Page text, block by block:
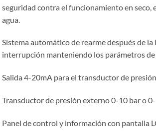
seguridad contra el funcionamiento en seco,
agua.
Sistema automático de rearme después de
interrupción manteniendo los parámetros
Salida 4-20mA para el transductor de
Transductor de presión externo 0-10 bar o
Panel de control y información con pantalla